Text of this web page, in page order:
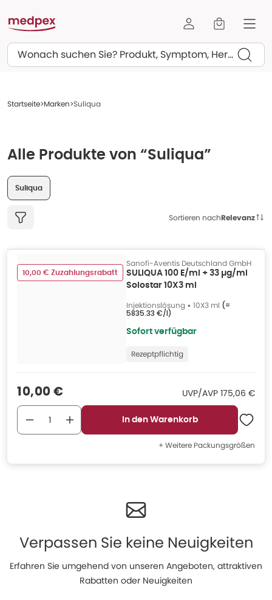
Suchen
Startseite Marken Suliqua
Alle Produkte von “Suliqua”
Suliqua
Sortieren nachRelevanz
10,00 € Zuzahlungsrabatt
Sanofi-Aventis Deutschland GmbH
SULIQUA 100 E/ml + 33 µg/ml
Solostar 10X3 ml
Injektionslösung • 10X3 ml (=
5835.33 €/l)
Sofort verfügbar
Rezeptpflichtig
Verkaufspreis
10,00 € UVP/AVP UVP/AVP
175,06 €
In den Warenkorb
+ Weitere Packungsgrößen
Verpassen Sie keine Neuigkeiten
Erfahren Sie umgehend von unseren Angeboten, attraktiven
Rabatten oder Neuigkeiten